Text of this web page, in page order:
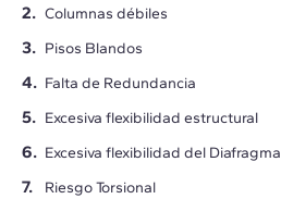
Columnas débiles
Pisos Blandos
Falta de Redundancia
Excesiva flexibilidad estructural
Excesiva flexibilidad del Diafragma
Riesgo Torsional